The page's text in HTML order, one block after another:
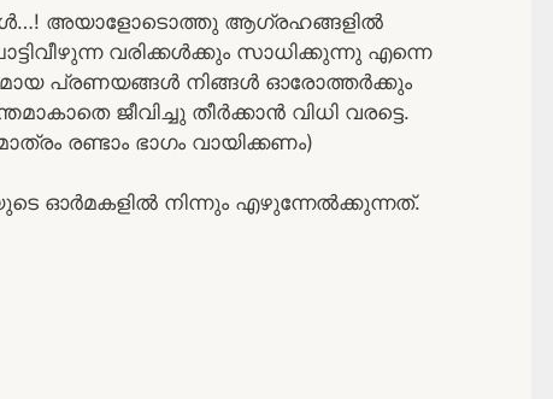
അയാളോടൊത്തു ആഗ്രഹങ്ങളിൽ
വരിക്കൾക്കും സാധിക്കുന്നു എന്നെ
പ്രണയങ്ങൾ നിങ്ങൾ ഓരോത്തർക്കും
ജീവിച്ചു തീർക്കാൻ വിധി വരട്ടെ.
രണ്ടാം ഭാഗം വായിക്കണം)
ഓർമകളിൽ നിന്നും എഴുന്നേൽക്കുന്നത്.